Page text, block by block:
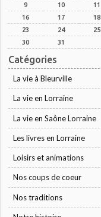
9
10 11
16
17 18
23
24 25
30
31
Catégories
La vie à Bleurville
La vie en Lorraine
La vie en Saône Lorraine
Les livres en Lorraine
Loisirs et animations
Nos coups de coeur
Nos traditions